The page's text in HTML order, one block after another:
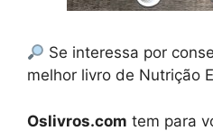
Se interessa por
melhor livro de Nutrição
Oslivros.com tem para